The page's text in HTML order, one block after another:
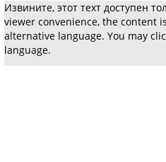
Извините, этот техт доступен
viewer convenience, the content
alternative language. You may
language.